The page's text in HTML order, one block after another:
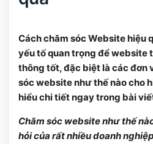
Cách chăm sóc Website hiệu
yếu tố quan trọng để website
thông tốt, đặc biệt là các đơn
sóc website như thế nào cho
hiểu chi tiết ngay trong bài
Chăm sóc websitenhư thế
hỏi của rất nhiều doanh